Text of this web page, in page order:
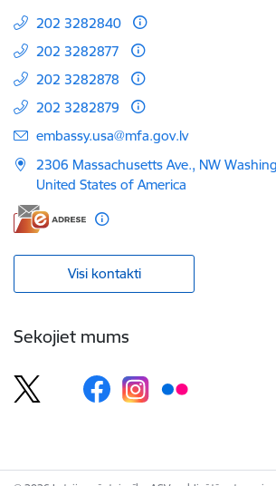
202 3282840
202 3282877
202 3282878
202 3282879
E-pasts:
embassy.usa@mfa.gov.lv
2306 Massachusetts Ave., NW
United States of America
Visi kontakti
Sekojiet mums